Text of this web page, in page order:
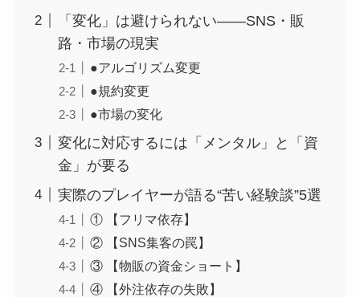
「変化」は避けられない——SNS・販
路・市場の現実
●アルゴリズム変更
●規約変更
●市場の変化
変化に対応するには「メンタル」と「資
金」が要る
実際のプレイヤーが語る“苦い経験談”5選
① 【フリマ依存】
② 【SNS集客の罠】
③ 【物販の資金ショート】
④ 【外注依存の失敗】